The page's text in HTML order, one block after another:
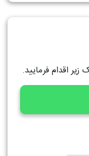
اقدام فرمایید.